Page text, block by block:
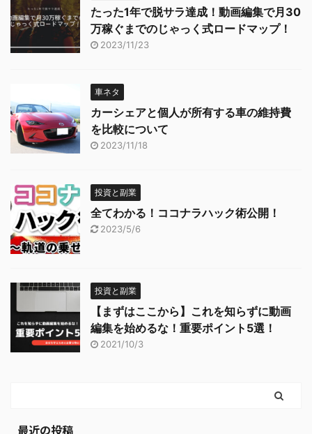
たった1年で脱サラ達成！動画編集で月30
万稼ぐまでのじゃっく式ロードマップ！
2023/11/23
車ネタ
カーシェアと個人が所有する車の維持費
を比較について
2023/11/18
投資と副業
全てわかる！ココナラハック術公開！
2023/5/6
投資と副業
【まずはここから】これを知らずに動画
編集を始めるな！重要ポイント5選！
2021/10/3
最近の投稿